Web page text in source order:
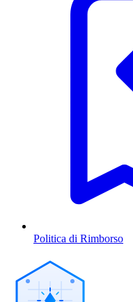
Politica di Rimborso